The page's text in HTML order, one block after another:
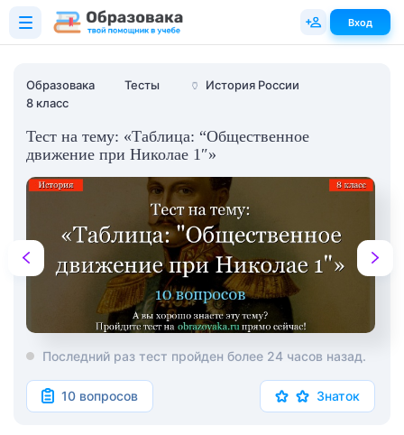
Образовака Тесты 🏺
История России
8 класс
Тест на тему: «Таблица: “Общественное
движение при Николае 1″»
Последний раз тест пройден более 24 часов назад.
10 вопросов Знаток
Вход